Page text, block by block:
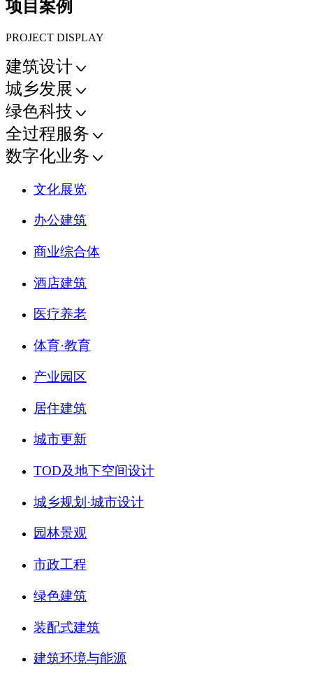
项目案例
PROJECT DISPLAY
建筑设计
城乡发展
绿色科技
全过程服务
数字化业务
文化展览
办公建筑
商业综合体
酒店建筑
医疗养老
体育·教育
产业园区
居住建筑
城市更新
TOD及地下空间设计
城乡规划·城市设计
园林景观
市政工程
绿色建筑
装配式建筑
建筑环境与能源